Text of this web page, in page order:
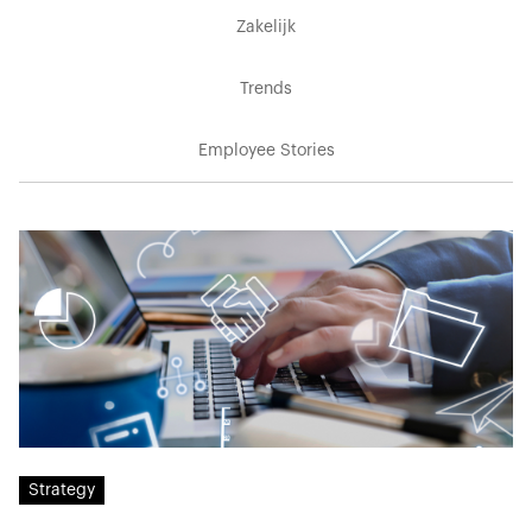
Zakelijk
Trends
Employee Stories
Strategy